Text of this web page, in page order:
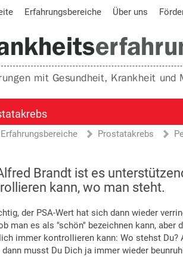
Erfahrungsbereiche Über uns
hier
Erfahrungsbereiche Prostatakrebs
Brandt ist es
kann, wo man steht.
der PSA-Wert hat sich dann wieder
man es als "schön" bezeichnen kann,
immer kontrollieren kann: Wo stehst Du?
dann musst Du Dich ja immer wieder